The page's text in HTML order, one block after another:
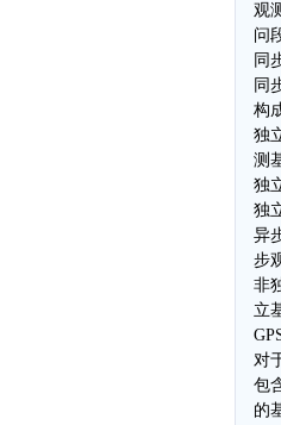
观
问
同
同
构
独
测
独
独
异
步
非
立
对
包
的